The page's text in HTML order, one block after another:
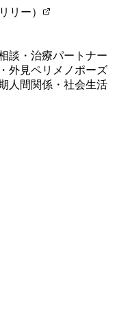
リー）
談・治療パートナー
外見ペリメノポーズ
人間関係・社会生活